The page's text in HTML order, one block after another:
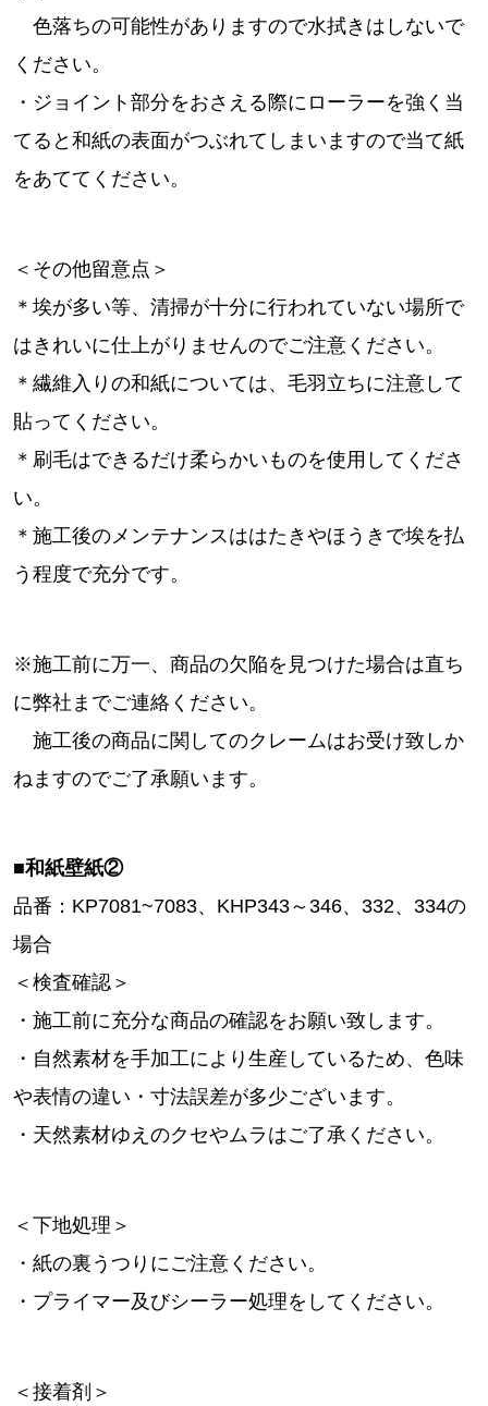
色落ちの可能性がありますので水拭きはしないで
ください。
・ジョイント部分をおさえる際にローラーを強く当
てると和紙の表面がつぶれてしまいますので当て紙
をあててください。
＜その他留意点＞
＊埃が多い等、清掃が十分に行われていない場所で
はきれいに仕上がりませんのでご注意ください。
＊繊維入りの和紙については、毛羽立ちに注意して
貼ってください。
＊刷毛はできるだけ柔らかいものを使用してくださ
い。
＊施工後のメンテナンスははたきやほうきで埃を払
う程度で充分です。
※施工前に万一、商品の欠陥を見つけた場合は直ち
に弊社までご連絡ください。
施工後の商品に関してのクレームはお受け致しか
ねますのでご了承願います。
■和紙壁紙②
品番：KP7081~7083、KHP343～346、332、334の
場合
＜検査確認＞
・施工前に充分な商品の確認をお願い致します。
・自然素材を手加工により生産しているため、色味
や表情の違い・寸法誤差が多少ございます。
・天然素材ゆえのクセやムラはご了承ください。
＜下地処理＞
・紙の裏うつりにご注意ください。
・プライマー及びシーラー処理をしてください。
＜接着剤＞